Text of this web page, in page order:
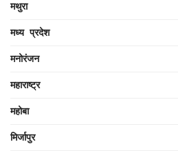
मथुरा
मध्य प्रदेश
मनोरंजन
महाराष्ट्र
महोबा
मिर्जापुर